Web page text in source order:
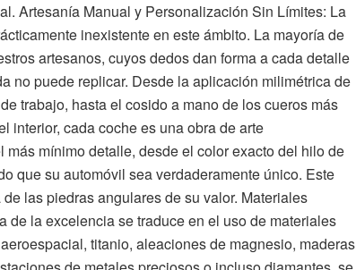
Artesanía Manual y Personalización Sin Límites: La
inexistente en este ámbito. La mayoría de
artesanos, cuyos dedos dan forma a cada detalle
no puede replicar. Desde la aplicación milimétrica de
trabajo, hasta el cosido a mano de los cueros más
interior, cada coche es una obra de arte
mínimo detalle, desde el color exacto del hilo de
que su automóvil sea verdaderamente único. Este
las piedras angulares de su valor. Materiales
de la excelencia se traduce en el uso de materiales
titanio, aleaciones de magnesio, maderas